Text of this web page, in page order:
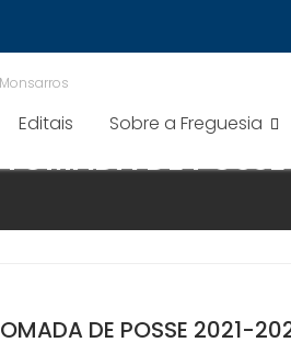
Editais Sobre a Freguesia
TOMADA DE POSSE
DE POSSE 2021-